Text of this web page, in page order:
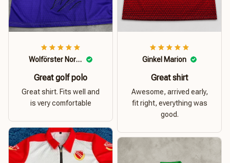
Wolförster Norbert
Great golf polo
Great shirt. Fits well and
is very comfortable
Ginkel Marion
Great shirt
Awesome, arrived early,
fit right, everything was
good.